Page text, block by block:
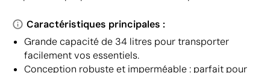
Caractéristiques principales :
Grande capacité de 34 litres pour transporter
facilement vos essentiels.
Conception robuste et imperméable : parfait pour